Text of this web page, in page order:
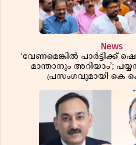
News
‘വേണമെങ്കിൽ പാർട്ടിക്ക്
മാന്താനും അറിയാം’;
പ്രസംഗവുമായി കെ